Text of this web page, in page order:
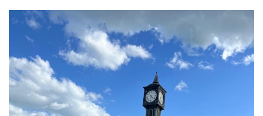
Internasional
Al-Qur'an Online
Lifestyle
Olahraga